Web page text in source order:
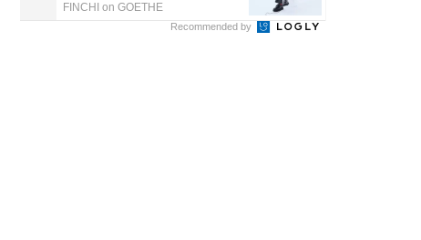
FINCHI on GOETHE
Recommended by